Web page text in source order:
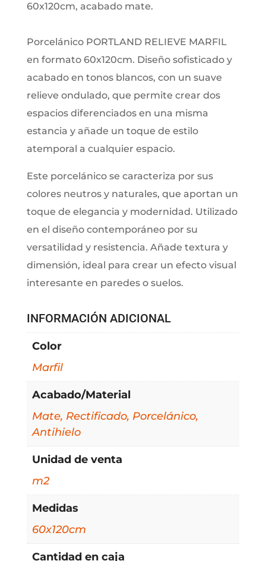
60x120cm, acabado mate.
Porcelánico PORTLAND RELIEVE MARFIL
en formato 60x120cm. Diseño sofisticado y
acabado en tonos blancos, con un suave
relieve ondulado, que permite crear dos
espacios diferenciados en una misma
estancia y añade un toque de estilo
atemporal a cualquier espacio.
Este porcelánico se caracteriza por sus
colores neutros y naturales, que aportan un
toque de elegancia y modernidad. Utilizado
en el diseño contemporáneo por su
versatilidad y resistencia. Añade textura y
dimensión, ideal para crear un efecto visual
interesante en paredes o suelos.
INFORMACIÓN ADICIONAL
Color
Marfil
Acabado/Material
Mate, Rectificado, Porcelánico,
Antihielo
Unidad de venta
m2
Medidas
60x120cm
Cantidad en caja